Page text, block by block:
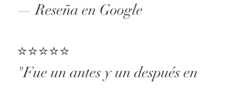
— Reseña en Google
⭐⭐⭐⭐⭐
"Fue un antes y un después en